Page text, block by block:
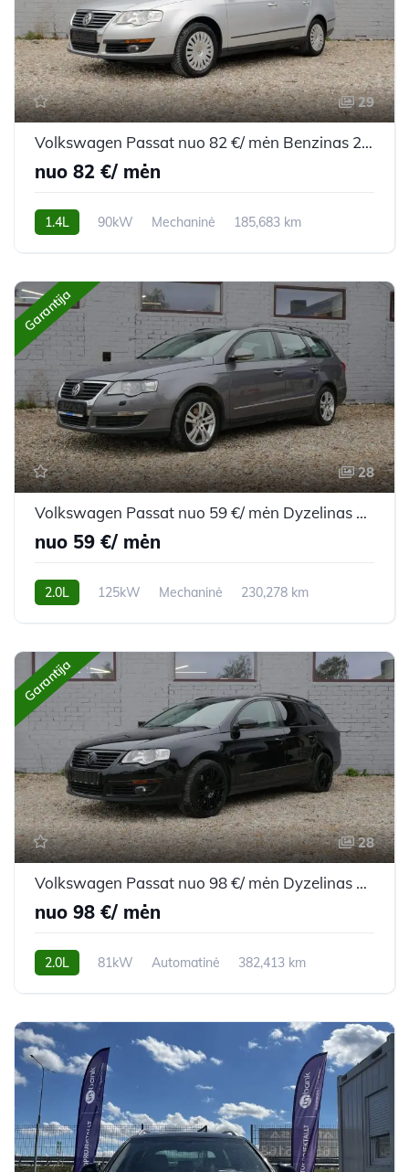
29
Volkswagen Passat nuo 82 €/ mėn Benzinas 2009m. Sedanas Mechaninė
nuo 82 €/ mėn
1.4L 90kW Mechaninė
185,683 km
Garantija
28
Volkswagen Passat nuo 59 €/ mėn Dyzelinas 2007m. Universalas Mechaninė
nuo 59 €/ mėn
2.0L 125kW Mechaninė
230,278 km
Garantija
28
Volkswagen Passat nuo 98 €/ mėn Dyzelinas 2009m. Universalas Automatinė
nuo 98 €/ mėn
2.0L 81kW Automatinė
382,413 km